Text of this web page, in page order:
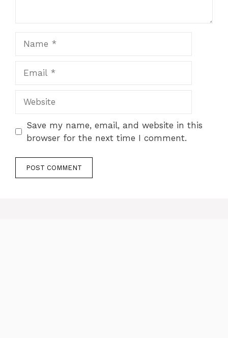
Save my name, email, and website in this
browser for the next time I comment.